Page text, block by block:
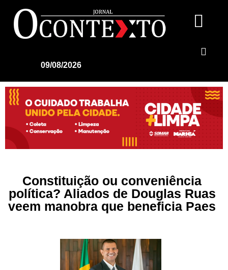
09/08/2026
Constituição ou conveniência
política? Aliados de Douglas Ruas
veem manobra que beneficia Paes